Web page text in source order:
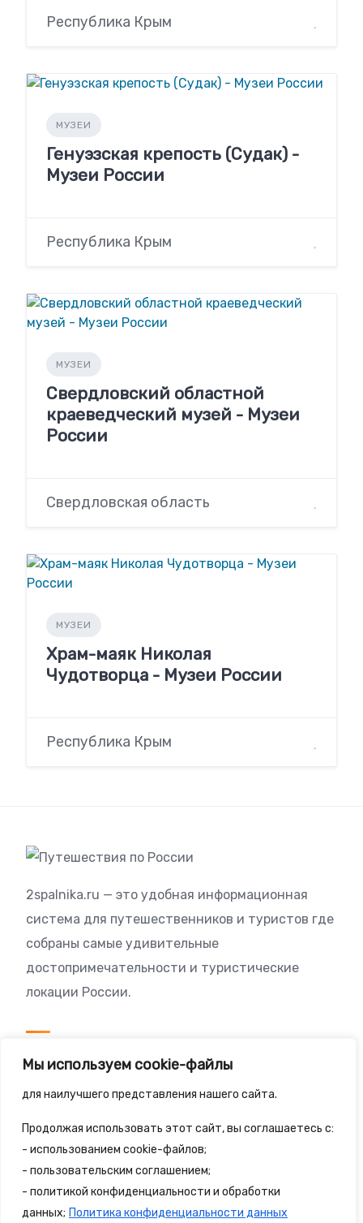
Мы используем cookie-файлы
для наилучшего представления нашего сайта.
Продолжая использовать этот сайт, вы соглашаетесь с:
- использованием cookie-файлов;
- пользовательским соглашением;
- политикой конфиденциальности и обработки
данных; Политика конфиденциальности данных
Республика Крым
МУЗЕИ
Генуэзская крепость (Судак) -
Музеи России
Республика Крым
МУЗЕИ
Свердловский областной
краеведческий музей - Музеи
России
Свердловская область
МУЗЕИ
Храм-маяк Николая
Чудотворца - Музеи России
Республика Крым
2spalnika.ru — это удобная информационная
система для путешественников и туристов где
собраны самые удивительные
достопримечательности и туристические
локации России.
© 2025 - 2spalnika.ru Все права защищены.